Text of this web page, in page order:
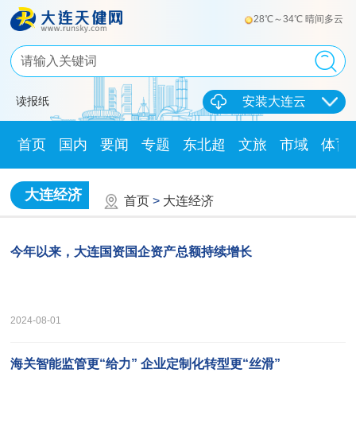
28℃～34℃ 晴间多云
读报纸 安装大连云
首页 国内 要闻 专题 东北超 文旅 市域 体育
大连经济 首页 > 大连经济
今年以来，大连国资国企资产总额持续增长
2024-08-01
海关智能监管更“给力” 企业定制化转型更“丝滑”